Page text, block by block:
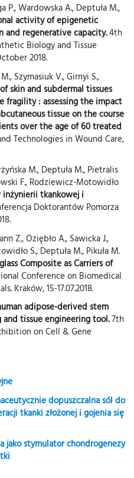
P., Wardowska A., Deptuła M.,
activity of epigenetic
and regenerative capacity.4th
Biology and Tissue
2018.
Szymasiuk V., Girnyi S.,
skin and subdermal tissues
fragility : assessing the impact
tissue on the course
over the age of 60 treated
Technologies in Wound Care,
M., Deptuła M., Pietralis
F., Rodziewicz-Motowidło
tkankowej i
Doktorantów Pomorza
Z., Oziębło A., Sawicka J.,
S., Deptuła M., Pikuła M.
Composite as Carriers of
Conference on Biomedical
Kraków, 15-17.07.2018.
adipose-derived stem
tissue engineering tool.7th
on Cell & Gene
dopuszczalna sól do
tkanki złożonej i gojenia się
jako stymulator chondrogenezy